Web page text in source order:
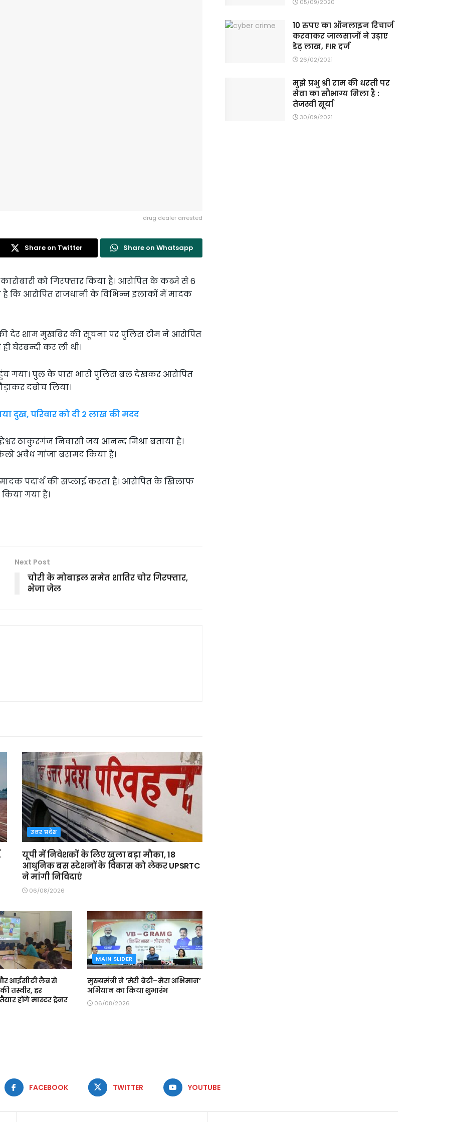
drug dealer arrested
Share on Twitter Share on Whatsapp
को गिरफ्तार किया है। आरोपित के कब्जे से 6
कि आरोपित राजधानी के विभिन्न इलाकों में मादक
देर शाम मुखबिर की सूचना पर पुलिस टीम ने आरोपित
घेरबन्दी कर ली थी।
गया। पुल के पास भारी पुलिस बल देखकर आरोपित
दबोच लिया।
दुख, परिवार को दी 2 लाख की मदद
ठाकुरगंज निवासी जय आनन्द मिश्रा बताया है।
अवैध गांजा बरामद किया है।
पदार्थ की सप्लाई करता है। आरोपित के खिलाफ
गया है।
Next Post
चोरी के मोबाइल समेत शातिर चोर गिरफ्तार,
भेजा जेल
उत्तर प्रदेश
यूपी में निवेशकों के लिए खुला बड़ा मौका, 18
आधुनिक बस स्टेशनों के विकास को लेकर UPSRTC
ने मांगी निविदाएं
06/08/2026
आईसीटी लैब से
तस्वीर, हर
होंगे मास्टर ट्रेनर
MAIN SLIDER
मुख्यमंत्री ने ‘मेरी बेटी–मेरा अभिमान’
अभियान का किया शुभारंभ
06/08/2026
05/09/2020
10 रुपए का ऑनलाइन रिचार्ज
करवाकर जालसाजों ने उड़ाए
डेढ़ लाख, FIR दर्ज
26/02/2021
मुझे प्रभु श्री राम की धरती पर
सेवा का सौभाग्य मिला है :
तेजस्वी सूर्या
30/09/2021
FACEBOOK TWITTER YOUTUBE